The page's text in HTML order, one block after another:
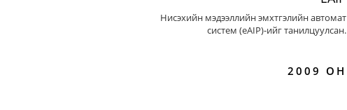
Нисэхийн мэдээллийн эмхтгэлийн автомат
систем (eAIP)-ийг танилцуулсан.
2009 ОН